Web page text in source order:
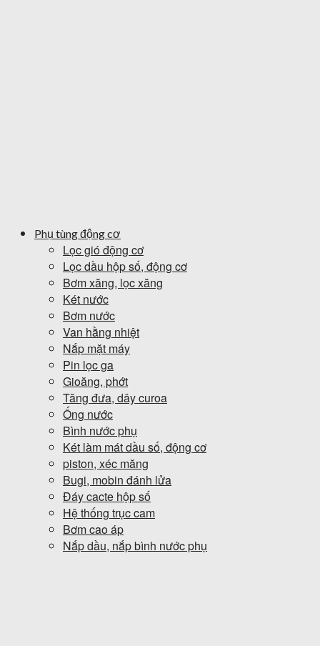
Phụ tùng động cơ
Lọc gió động cơ
Lọc dầu hộp số, động cơ
Bơm xăng, lọc xăng
Két nước
Bơm nước
Van hằng nhiệt
Nắp mặt máy
Pin lọc ga
Gioăng, phớt
Tăng đưa, dây curoa
Ống nước
Bình nước phụ
Két làm mát dầu số, động cơ
piston, xéc măng
Bugi, mobin đánh lửa
Đáy cacte hộp số
Hệ thống trục cam
Bơm cao áp
Nắp dầu, nắp bình nước phụ